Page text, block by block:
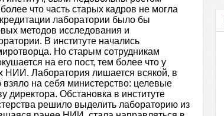
что часть старых кадров не могла
лаборатории было бы
методов исследования и
В институте начались
Но старым сотрудникам
на его пост, тем более что у
НИИ. Лаборатория лишается всякой, в
на себя министерство: целевые
директора. Обстановка в институте
решило выделить лабораторию из